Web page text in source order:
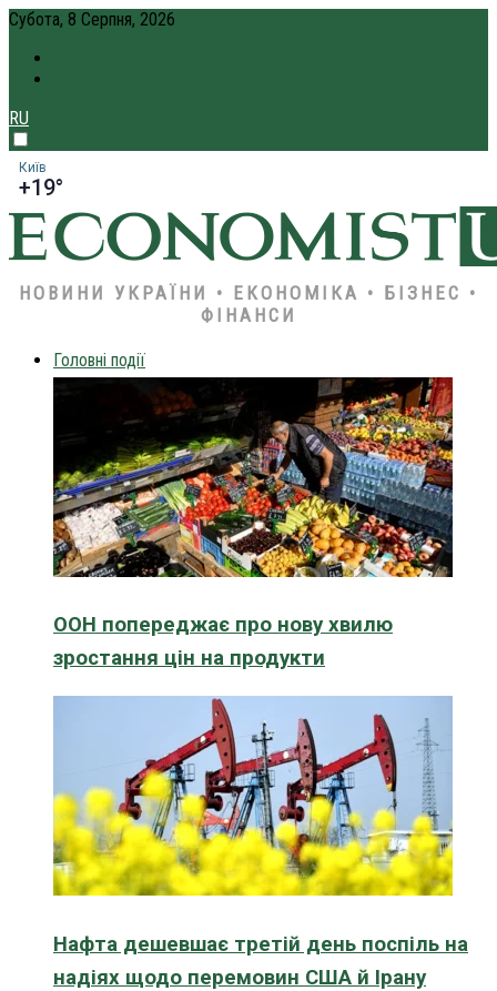
Субота, 8 Серпня, 2026
RU
Київ
+19°
НОВИНИ УКРАЇНИ • ЕКОНОМІКА • БІЗНЕС •
ФІНАНСИ
Головні події
ООН попереджає про нову хвилю
зростання цін на продукти
Нафта дешевшає третій день поспіль на
надіях щодо перемовин США й Ірану